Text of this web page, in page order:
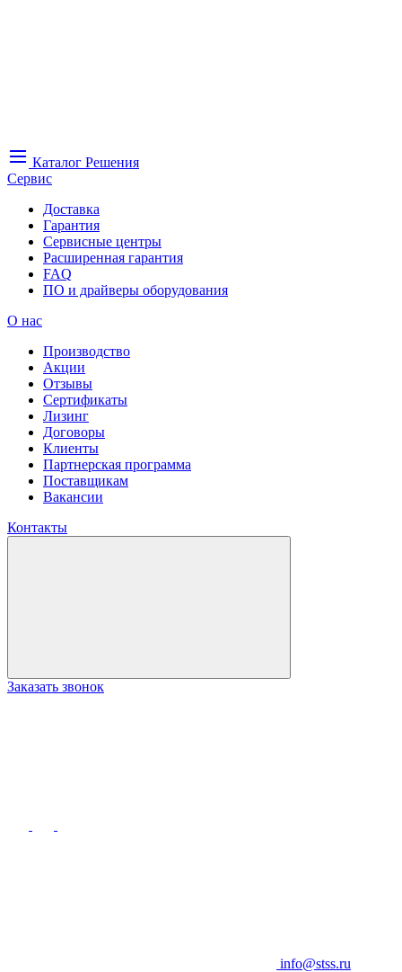
Каталог Решения
Сервис
Доставка
Гарантия
Сервисные центры
Расширенная гарантия
FAQ
ПО и драйверы оборудования
О нас
Производство
Акции
Отзывы
Сертификаты
Лизинг
Договоры
Клиенты
Партнерская программа
Поставщикам
Вакансии
Контакты
Заказать звонок
info@stss.ru